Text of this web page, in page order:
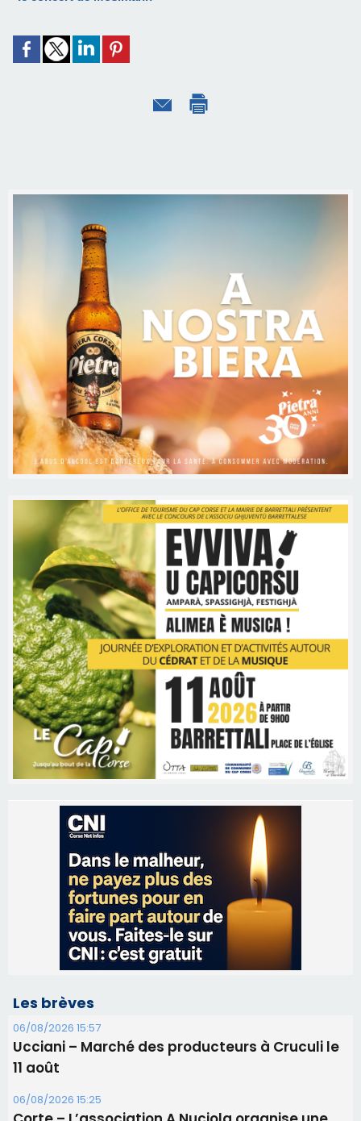
Les brèves
06/08/2026 15:57
Ucciani – Marché des producteurs à Cruculi le
11 août
06/08/2026 15:25